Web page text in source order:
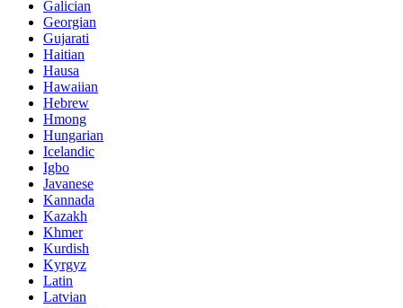
Galician
Georgian
Gujarati
Haitian
Hausa
Hawaiian
Hebrew
Hmong
Hungarian
Icelandic
Igbo
Javanese
Kannada
Kazakh
Khmer
Kurdish
Kyrgyz
Latin
Latvian